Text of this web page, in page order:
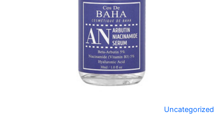
Uncategorized